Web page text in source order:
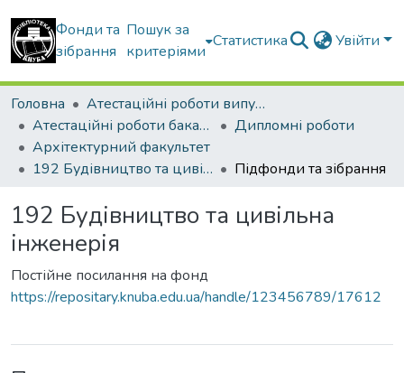
Фонди та
зібрання
Пошук за
критеріями
Статистика Увійти
Головна
Атестаційні роботи випускників
Атестаційні роботи бакалаврів
Дипломні роботи
Архітектурний факультет
192 Будівництво та цивільна інженерія
Підфонди та зібрання
192 Будівництво та цивільна
інженерія
Постійне посилання на фонд
https://repositary.knuba.edu.ua/handle/123456789/17612